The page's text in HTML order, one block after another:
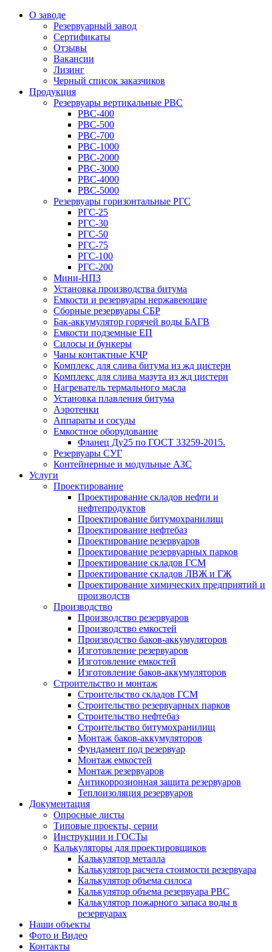
О заводе
Резервуарный завод
Сертификаты
Отзывы
Вакансии
Лизинг
Черный список заказчиков
Продукция
Резервуары вертикальные РВС
РВС-400
РВС-500
РВС-700
РВС-1000
РВС-2000
РВС-3000
РВС-4000
РВС-5000
Резервуары горизонтальные РГС
РГС-25
РГС-30
РГС-50
РГС-75
РГС-100
РГС-200
Мини-НПЗ
Установка производства битума
Емкости и резервуары нержавеющие
Сборные резервуары СБР
Бак-аккумулятор горячей воды БАГВ
Емкости подземные ЕП
Силосы и бункеры
Чаны контактные КЧР
Комплекс для слива битума из жд цистерн
Комплекс для слива мазута из жд цистерн
Нагреватель термального масла
Установка плавления битума
Аэротенки
Аппараты и сосуды
Емкостное оборудование
Фланец Ду25 по ГОСТ 33259-2015.
Резервуары СУГ
Контейнерные и модульные АЗС
Услуги
Проектирование
Проектирование складов нефти и
нефтепродуктов
Проектирование битумохранилищ
Проектирование нефтебаз
Проектирование резервуаров
Проектирование резервуарных парков
Проектирование складов ГСМ
Проектирование складов ЛВЖ и ГЖ
Проектирование химических предприятий и
производств
Производство
Производство резервуаров
Производство емкостей
Производство баков-аккумуляторов
Изготовление резервуаров
Изготовление емкостей
Изготовление баков-аккумуляторов
Строительство и монтаж
Строительство складов ГСМ
Строительство резервуарных парков
Строительство нефтебаз
Строительство битумохранилищ
Монтаж баков-аккумуляторов
Фундамент под резервуар
Монтаж емкостей
Монтаж резервуаров
Антикоррозионная защита резервуаров
Теплоизоляция резервуаров
Документация
Опросные листы
Типовые проекты, серии
Инструкции и ГОСТы
Калькуляторы для проектировщиков
Калькулятор металла
Калькулятор расчета стоимости резервуара
Калькулятор объема силоса
Калькулятор объема резервуара РВС
Калькулятор пожарного запаса воды в
резервуарах
Наши объекты
Фото и Видео
Контакты